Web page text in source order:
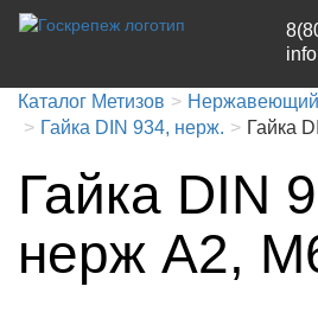
Каталог Метизов
Гайка DIN 934, нерж.
Гайка
Гайка DIN
нерж A2,